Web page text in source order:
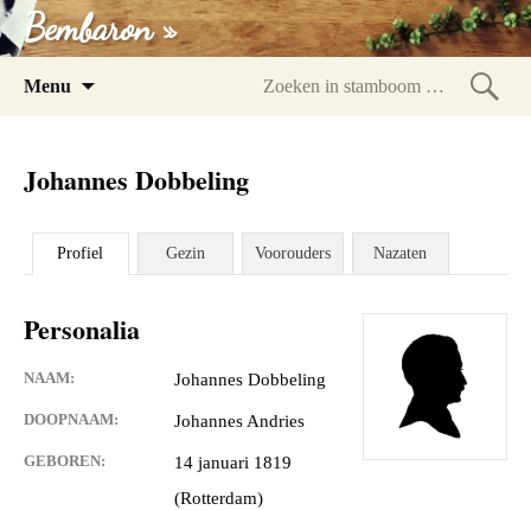
Bembaron »
Menu
Johannes Dobbeling
Profiel Gezin Voorouders Nazaten
Personalia
NAAM: Johannes Dobbeling
DOOPNAAM: Johannes Andries
GEBOREN:
14 januari 1819
(Rotterdam)